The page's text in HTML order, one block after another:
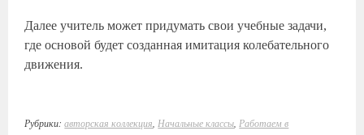
Далее учитель может придумать свои учебные задачи,
где основой будет созданная имитация колебательного
движения.
Рубрики:авторская коллекция Начальные классы Работаем в